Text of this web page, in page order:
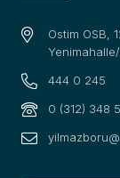
Ostim OSB,
444 0 245
0 (312) 348